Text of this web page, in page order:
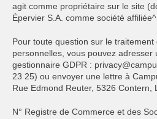
agit comme propriétaire sur le site
Épervier S.A. comme société affiliée^.
Pour toute question sur le
personnelles, vous pouvez adresser
gestionnaire GDPR :
23 25) ou envoyer une lettre à
Rue Edmond Reuter, 5326 Contern,
N° Registre de Commerce et des